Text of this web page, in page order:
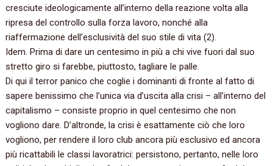
cresciute ideologicamente all’interno della reazione volta alla
ripresa del controllo sulla forza lavoro, nonché alla
riaffermazione dell’esclusività del suo stile di vita (2).
Idem. Prima di dare un centesimo in più a chi vive fuori dal suo
stretto giro si farebbe, piuttosto, tagliare le palle.
Di qui il terror panico che coglie i dominanti di fronte al fatto di
sapere benissimo che l’unica via d’uscita alla crisi – all’interno del
capitalismo – consiste proprio in quel centesimo che non
vogliono dare. D’altronde, la crisi è esattamente ciò che loro
vogliono, per rendere il loro club ancora più esclusivo ed ancora
più ricattabili le classi lavoratrici: persistono, pertanto, nelle loro